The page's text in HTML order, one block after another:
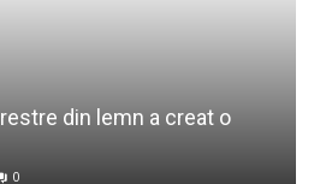
din lemn a creat o
0